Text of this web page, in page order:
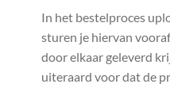
In het bestelproces
sturen je hiervan
door elkaar geleverd
uiteraard voor dat de